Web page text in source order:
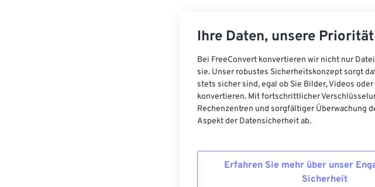
Ihre Daten, unsere Priorität
Bei FreeConvert konvertieren wir nicht nur
sie. Unser robustes Sicherheitskonzept sorgt
stets sicher sind, egal ob Sie Bilder, Videos
konvertieren. Mit fortschrittlicher
Rechenzentren und sorgfältiger Überwachung
Aspekt der Datensicherheit ab.
Erfahren Sie mehr über unser
Sicherheit